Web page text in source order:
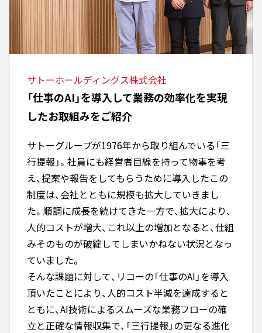
サトーホールディングス株式会社
「仕事のAI」を導入して業務の効率化を実現
したお取組みをご紹介
サトーグループが1976年から取り組んでいる「三
行提報」。社員にも経営者目線を持って物事を考
え、提案や報告をしてもらうために導入したこの
制度は、会社とともに規模も拡大していきまし
た。順調に成長を続けてきた一方で、拡大により、
人的コストが増大、これ以上の増加となると、仕組
みそのものが破綻してしまいかねない状況となっ
ていました。
そんな課題に対して、リコーの「仕事のAI」を導入
頂いたことにより、人的コスト半減を達成すると
ともに、AI技術によるスムーズな業務フローの確
立と正確な情報収集で、「三行提報」の更なる進化